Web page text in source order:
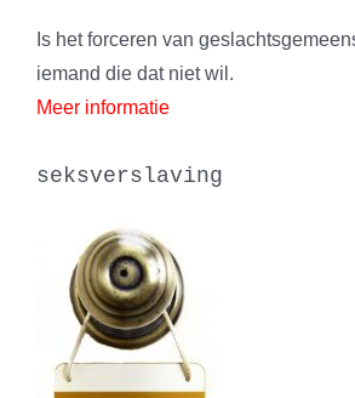
Is het forceren van
iemand die dat niet wil.
Meer informatie
seksverslaving